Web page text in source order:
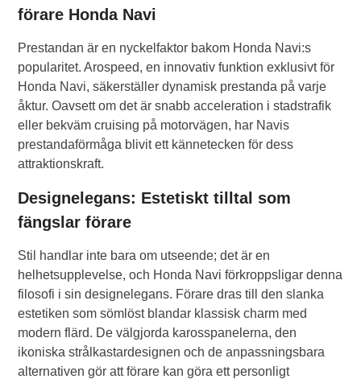
förare Honda Navi
Prestandan är en nyckelfaktor bakom Honda Navi:s
popularitet. Arospeed, en innovativ funktion exklusivt för
Honda Navi, säkerställer dynamisk prestanda på varje
åktur. Oavsett om det är snabb acceleration i stadstrafik
eller bekväm cruising på motorvägen, har Navis
prestandaförmåga blivit ett kännetecken för dess
attraktionskraft.
Designelegans: Estetiskt tilltal som
fängslar förare
Stil handlar inte bara om utseende; det är en
helhetsupplevelse, och Honda Navi förkroppsligar denna
filosofi i sin designelegans. Förare dras till den slanka
estetiken som sömlöst blandar klassisk charm med
modern flärd. De välgjorda karosspanelerna, den
ikoniska strålkastardesignen och de anpassningsbara
alternativen gör att förare kan göra ett personligt